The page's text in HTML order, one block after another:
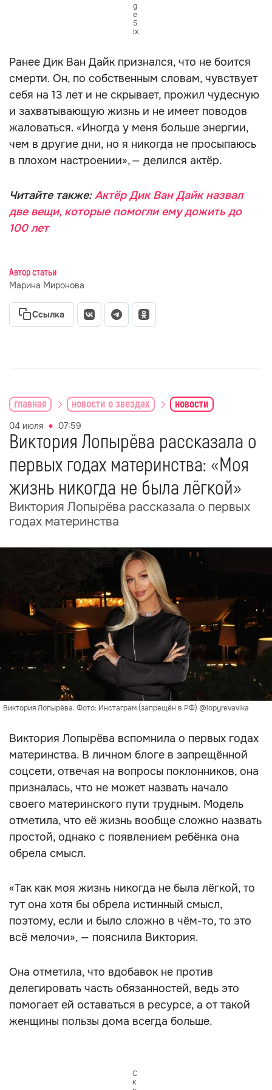
g
e
S
ix
Ранее Дик Ван Дайк признался, что не боится
смерти. Он, по собственным словам, чувствует
себя на 13 лет и не скрывает, прожил чудесную
и захватывающую жизнь и не имеет поводов
жаловаться. «Иногда у меня больше энергии,
чем в другие дни, но я никогда не просыпаюсь
в плохом настроении», — делился актёр.
Читайте также:Актёр Дик Ван Дайк назвал
две вещи, которые помогли ему дожить до
100 лет
Автор статьи
Марина Миронова
Ссылка
главная новости о звездах новости
04 июля 07:59
Виктория Лопырёва рассказала о
первых годах материнства: «Моя
жизнь никогда не была лёгкой»
Виктория Лопырёва рассказала о первых
годах материнства
Виктория Лопырёва. Фото: Инстаграм (запрещён в РФ) @lopyrevavika
Виктория Лопырёва вспомнила о первых годах
материнства. В личном блоге в запрещённой
соцсети, отвечая на вопросы поклонников, она
призналась, что не может назвать начало
своего материнского пути трудным. Модель
отметила, что её жизнь вообще сложно назвать
простой, однако с появлением ребёнка она
обрела смысл.
«Так как моя жизнь никогда не была лёгкой, то
тут она хотя бы обрела истинный смысл,
поэтому, если и было сложно в чём-то, то это
всё мелочи», — пояснила Виктория.
Она отметила, что вдобавок не против
делегировать часть обязанностей, ведь это
помогает ей оставаться в ресурсе, а от такой
женщины пользы дома всегда больше.
С
к